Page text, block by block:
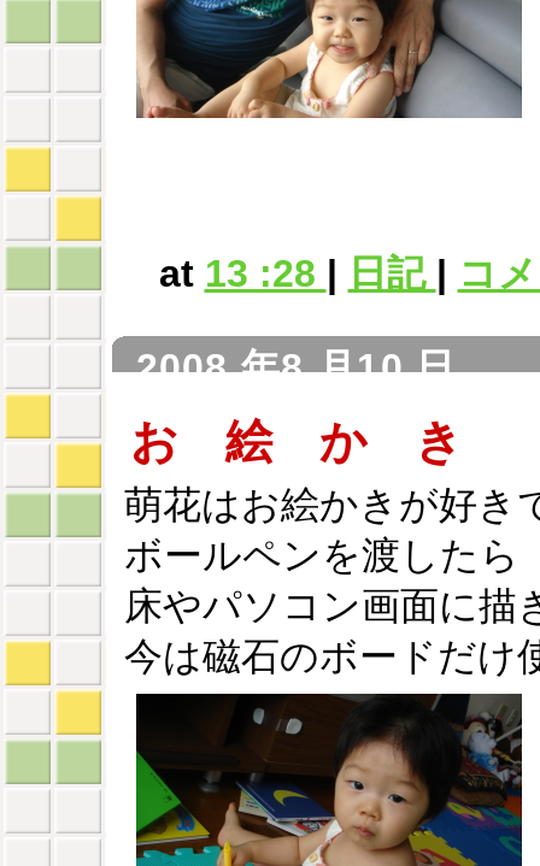
at 13 :28 | 日記 | コ
2008 年8 月10 日
お 絵 か き
萌花はお絵かきが好き
ボールペンを渡したら
床やパソコン画面に描
今は磁石のボードだけ